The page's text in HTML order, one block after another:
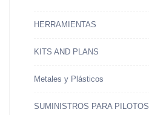
HERRAMIENTAS
KITS AND PLANS
Metales y Plásticos
SUMINISTROS PARA PILOTOS